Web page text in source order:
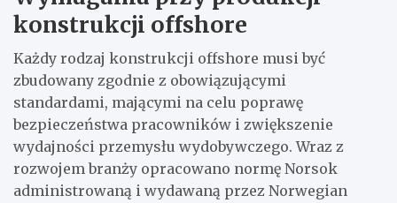
konstrukcji offshore
Każdy rodzaj konstrukcji offshore musi być
zbudowany zgodnie z obowiązującymi
standardami, mającymi na celu poprawę
bezpieczeństwa pracowników i zwiększenie
wydajności przemysłu wydobywczego. Wraz z
rozwojem branży opracowano normę Norsok
administrowaną i wydawaną przez Norwegian